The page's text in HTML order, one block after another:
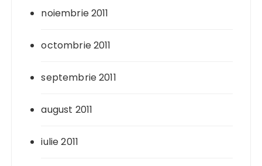
noiembrie 2011
octombrie 2011
septembrie 2011
august 2011
iulie 2011